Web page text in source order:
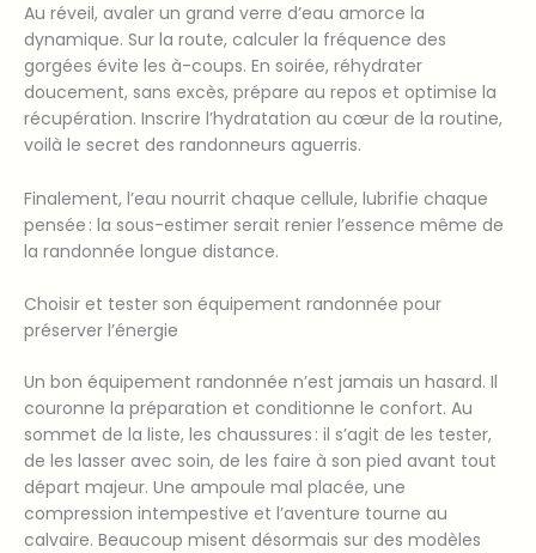
Au réveil, avaler un grand verre d’eau amorce la
dynamique. Sur la route, calculer la fréquence des
gorgées évite les à-coups. En soirée, réhydrater
doucement, sans excès, prépare au repos et optimise la
récupération. Inscrire l’hydratation au cœur de la routine,
voilà le secret des randonneurs aguerris.
Finalement, l’eau nourrit chaque cellule, lubrifie chaque
pensée : la sous-estimer serait renier l’essence même de
la randonnée longue distance.
Choisir et tester son équipement randonnée pour
préserver l’énergie
Un bon équipement randonnée n’est jamais un hasard. Il
couronne la préparation et conditionne le confort. Au
sommet de la liste, les chaussures : il s’agit de les tester,
de les lasser avec soin, de les faire à son pied avant tout
départ majeur. Une ampoule mal placée, une
compression intempestive et l’aventure tourne au
calvaire. Beaucoup misent désormais sur des modèles